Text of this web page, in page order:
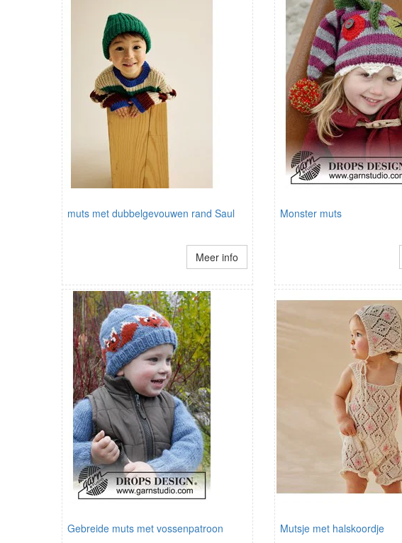
muts met dubbelgevouwen rand Saul
Meer info
Monster muts
Gebreide muts met vossenpatroon Mutsje met halskoordje